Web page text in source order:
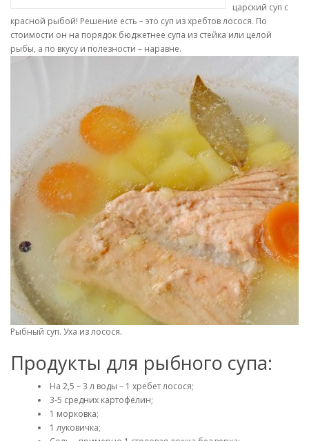
царский суп с
красной рыбой! Решение есть – это суп из хребтов лосося. По
стоимости он на порядок бюджетнее супа из стейка или целой
рыбы, а по вкусу и полезности – наравне.
Рыбный суп. Уха из лосося.
Продукты для рыбного супа:
На 2,5 – 3 л воды – 1 хребет лосося;
3-5 средних картофелин;
1 морковка;
1 луковичка;